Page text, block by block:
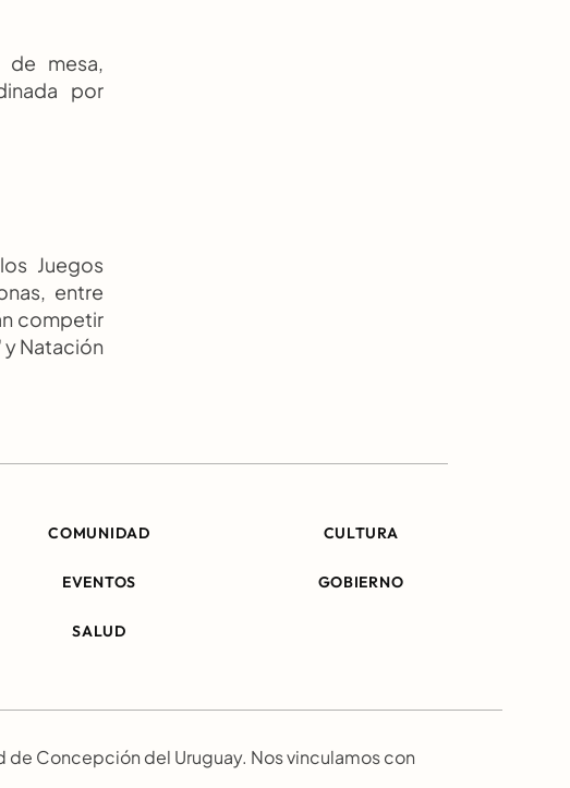
de mesa,
por
Juegos
entre
competir
y Natación
COMUNIDAD CULTURA
EVENTOS GOBIERNO
SALUD
Concepción del Uruguay. Nos vinculamos con